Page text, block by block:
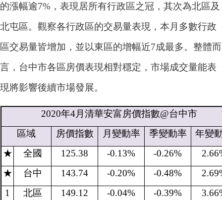
的漲幅逾7% ，表現居所有行政區之冠，其次為北區及
北屯區。觀察各行政區的交易量表現，本月多數行政
區交易量皆增加，並以東區的增幅近7成最多。整體而
言，台中市各區房價表現相對穩定，市場成交量能表
現將影響後續市場發展。
2020年4月清華安富房價指數@台中市
區域
房價指數 月變動率 季變動率
年變
★
全國 125.38 -0.13% -0.26%
★
台中 143.74 -0.20% -0.48%
1
北區 149.12 -0.04% -0.39%